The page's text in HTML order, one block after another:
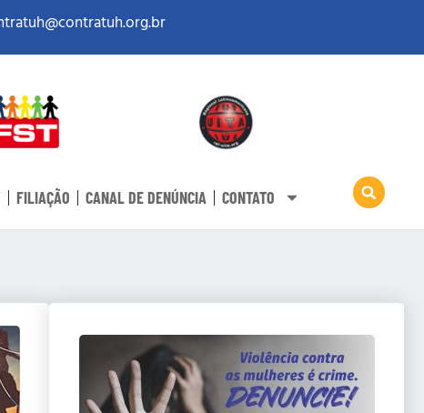
FILIAÇÃO CANAL DE DENÚNCIA CONTATO